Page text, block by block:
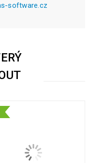
software.cz